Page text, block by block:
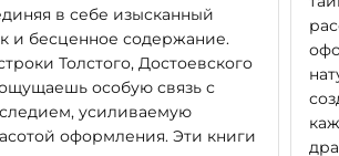
в себе изысканный
и бесценное содержание.
Толстого, Достоевского
особую связь с
усиливаемую
оформления. Эти книги